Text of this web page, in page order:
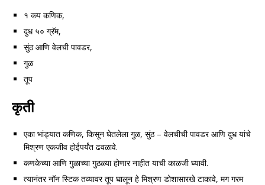
१ कप कणिक,
दुध ५० ग्रॅम,
सुंठ आणि वेलची पावडर,
गुळ
तूप
कृती
एका भांड्यात कणिक, किसून घेतलेला गुळ, सुंठ – वेलचीची पावडर आणि दुध यांचे
मिश्रण एकजीव होईपर्यंत ढवळावे.
कणकेच्या आणि गुळाच्या गुठळ्या होणार नाहीत याची काळजी घ्यावी.
त्यानंतर नॉन स्टिक तव्यावर तूप घालून हे मिश्रण डोशासारखे टाकावे, मग गरम